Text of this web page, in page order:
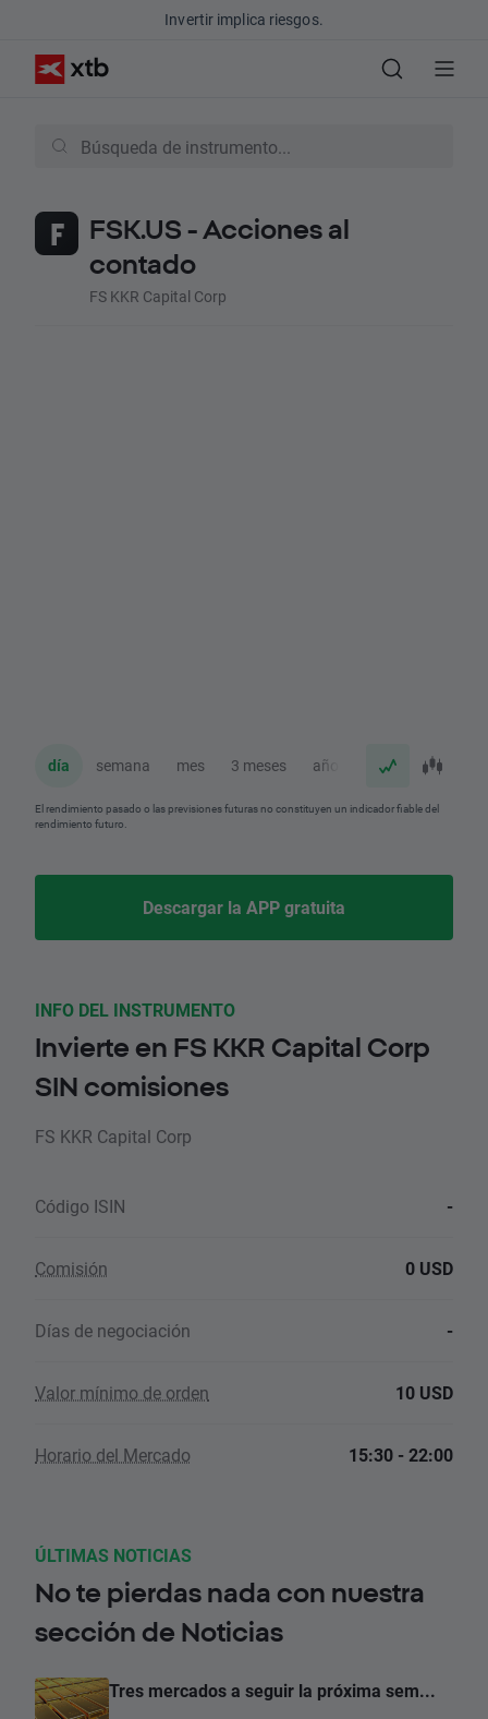
Invertir implica riesgos.
FSK.US - Acciones al
contado
FS KKR Capital Corp
día semana mes 3 meses año
El rendimiento pasado o las previsiones futuras no constituyen un indicador fiable del
rendimiento futuro.
Descargar la APP gratuita
INFO DEL INSTRUMENTO
Invierte en FS KKR Capital Corp
SIN comisiones
FS KKR Capital Corp
Código ISIN -
Comisión 0 USD
Días de negociación -
Valor mínimo de orden 10 USD
Horario del Mercado 15:30 - 22:00
ÚLTIMAS NOTICIAS
No te pierdas nada con nuestra
sección de Noticias
Tres mercados a seguir la próxima sem...